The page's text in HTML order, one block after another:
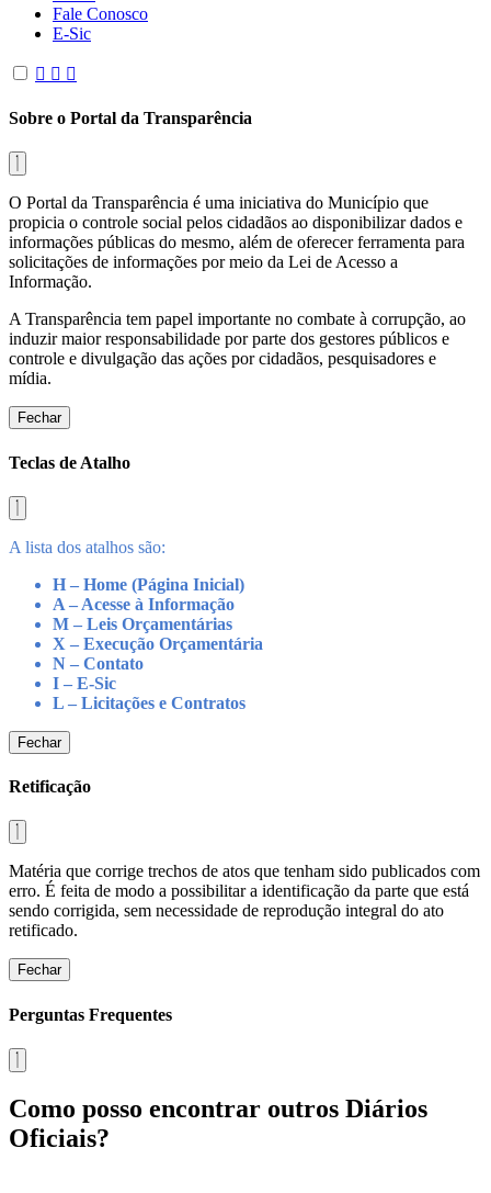
Fale Conosco
E-Sic
Sobre o Portal da Transparência
O Portal da Transparência é uma iniciativa do Município que
propicia o controle social pelos cidadãos ao disponibilizar dados e
informações públicas do mesmo, além de oferecer ferramenta para
solicitações de informações por meio da Lei de Acesso a
Informação.
A Transparência tem papel importante no combate à corrupção, ao
induzir maior responsabilidade por parte dos gestores públicos e
controle e divulgação das ações por cidadãos, pesquisadores e
mídia.
Fechar
Teclas de Atalho
A lista dos atalhos são:
H – Home (Página Inicial)
A – Acesse à Informação
M – Leis Orçamentárias
X – Execução Orçamentária
N – Contato
I – E-Sic
L – Licitações e Contratos
Fechar
Retificação
Matéria que corrige trechos de atos que tenham sido publicados com
erro. É feita de modo a possibilitar a identificação da parte que está
sendo corrigida, sem necessidade de reprodução integral do ato
retificado.
Fechar
Perguntas Frequentes
Como posso encontrar outros Diários
Oficiais?